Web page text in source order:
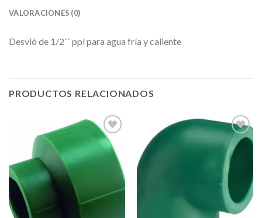
VALORACIONES (0)
Desvió de 1/2´´ ppl para agua fría y caliente
PRODUCTOS RELACIONADOS
Añadir
Añadir